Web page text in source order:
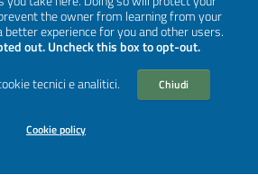
the owner from learning from your
better experience for you and other users.
out. Uncheck this box to opt-out.
tecnici e analitici.
Chiudi
Cookie policy
Utili
per siti PA di AgID